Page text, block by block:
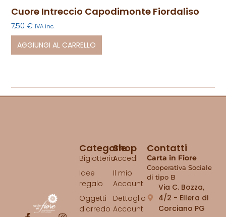
Cuore Intreccio Capodimonte Fiordaliso
7,50€ IVA inc.
AGGIUNGI AL CARRELLO
Contatti
Carta in Fiore
Cooperativa Sociale
di tipo B
Via C. Bozza,
4/2 - Ellera di
Corciano PG
Shop
Accedi
Il mio
Account
Dettaglio
Account
Categorie
Bigiotteria
Idee
regalo
Oggetti
d'arredo